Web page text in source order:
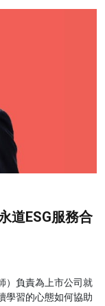
道ESG服務合
）負責為上市公司就
學習的心態如何協助